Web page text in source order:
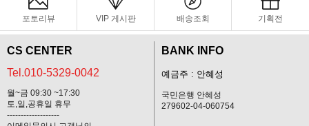
포토리뷰 VIP 게시판 배송조회 기획전
CS CENTER
Tel.010-5329-0042
월~금 09:30 ~17:30
토,일,공휴일 휴무
-------------------
BANK INFO
예금주 : 안혜성
국민은행 안혜성
279602-04-060754